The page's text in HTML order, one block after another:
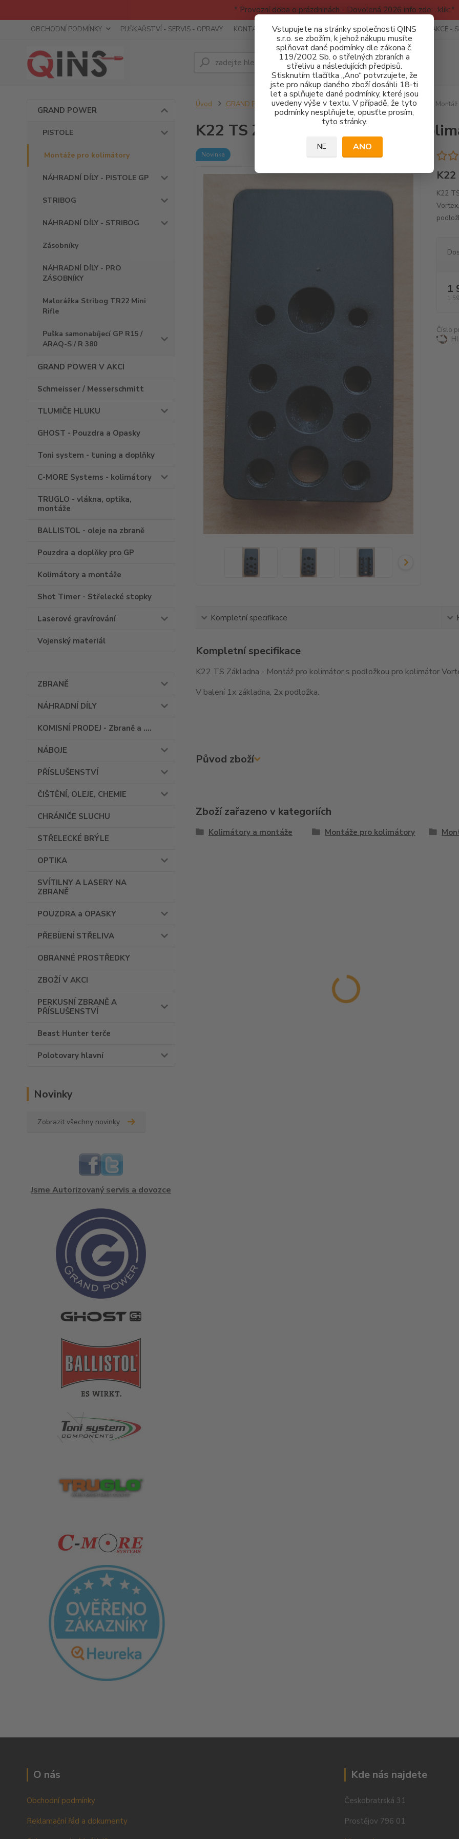
* Provozní doba o prázdninách - Dovolená 2026 info zde: .:klik:.*
Vstupujete na stránky společnosti QINS
s.r.o. se zbožím, k jehož nákupu musíte
splňovat dané podmínky dle zákona č.
119/2002 Sb. o střelných zbraních a
střelivu a následujících předpisů.
Stisknutím tlačítka „Ano“ potvrzujete, že
jste pro nákup daného zboží dosáhli 18-ti
let a splňujete dané podmínky, které jsou
uvedeny výše v textu. V případě, že tyto
podmínky nesplňujete, opusťte prosím,
tyto stránky.
NE ANO
OBCHODNÍ PODMÍNKY PUŠKAŘSTVÍ - SERVIS - OPRAVY KONTAKTY RECENZE - INFO SPORTOVNÍ AKCE AKCE -
Hledat
GRAND POWER
PISTOLE
Montáže pro kolimátory
NÁHRADNÍ DÍLY - PISTOLE GP
STRIBOG
NÁHRADNÍ DÍLY - STRIBOG
Zásobníky
NÁHRADNÍ DÍLY - PRO
ZÁSOBNÍKY
Malorážka Stribog TR22 Mini
Rifle
Puška samonabíjecí GP R15 /
ARAQ-S / R 380
GRAND POWER V AKCI
Schmeisser / Messerschmitt
TLUMIČE HLUKU
GHOST - Pouzdra a Opasky
Toni system - tuning a doplňky
C-MORE Systems - kolimátory
TRUGLO - vlákna, optika,
montáže
BALLISTOL - oleje na zbraně
Pouzdra a doplňky pro GP
Kolimátory a montáže
Shot Timer - Střelecké stopky
Laserové gravírování
Vojenský materiál
ZBRANĚ
NÁHRADNÍ DÍLY
KOMISNÍ PRODEJ - Zbraně a ....
NÁBOJE
PŘÍSLUŠENSTVÍ
ČIŠTĚNÍ, OLEJE, CHEMIE
CHRÁNIČE SLUCHU
STŘELECKÉ BRÝLE
OPTIKA
SVÍTILNY A LASERY NA
ZBRANĚ
POUZDRA a OPASKY
PŘEBÍJENÍ STŘELIVA
OBRANNÉ PROSTŘEDKY
ZBOŽÍ V AKCI
PERKUSNÍ ZBRANĚ A
PŘÍSLUŠENSTVÍ
Beast Hunter terče
Polotovary hlavní
Novinky
Zobrazit všechny novinky
Jsme Autorizovaný servis a dovozce
Úvod GRAND POWER Montáže pro kolimátory K22 TS Základna -
K22 TS Základna - Montáž pro
Novinka
K22
1
1
Číslo
Kompletní specifikace
Kompletní specifikace
K22 TS Základna - Montáž pro kolimátor s podložkou pro kolimátor
V balení 1x základna, 2x podložka.
Původ zboží
Zboží zařazeno v kategoriích
Kolimátory a montáže Montáže pro kolimátory
O nás
Obchodní podmínky
Reklamační řád a dokumenty
Kde nás najdete
Českobratrská 31
Prostějov 796 01